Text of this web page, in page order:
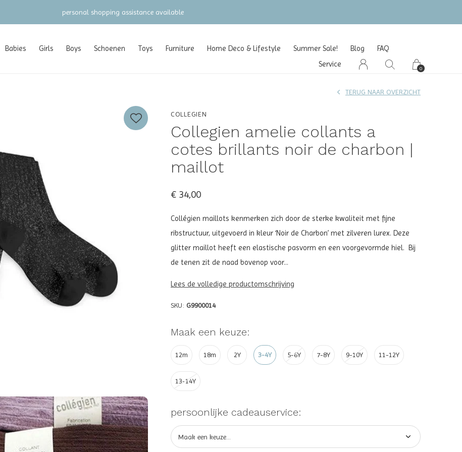
Babies Girls Boys Schoenen Toys Furniture Home Deco & Lifestyle Summer Sale! Blog
FAQ
Service
0
gratis verzending vanaf €100 (NL/BE/DE)
COLLEGIEN
Collegien amelie collants a
cotes brillants noir de charbon |
maillot
TERUG NAAR OVERZICHT
€ 34,00
Collégien maillots kenmerken zich door de sterke kwaliteit met fijne
ribstructuur, uitgevoerd in kleur ‘Noir de Charbon’ met zilveren lurex. Deze
glitter maillot heeft een elastische pasvorm en een voorgevormde hiel. Bij
de tenen zit de naad bovenop voor...
Lees de volledige productomschrijving
SKU: G9900014
Maak een keuze:
12m 18m 2Y 3-4Y 5-6Y 7-8Y 9-10Y 11-12Y
13-14Y
persoonlijke cadeauservice: